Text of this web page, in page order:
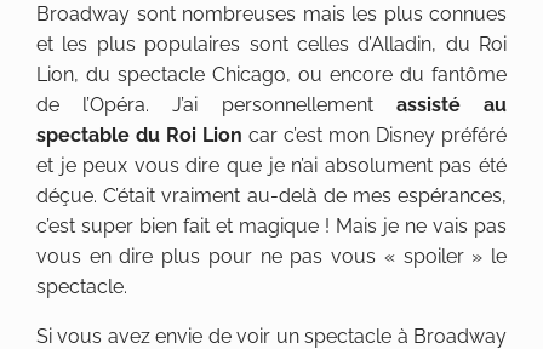
Broadway sont nombreuses mais les plus connues
et les plus populaires sont celles d’Alladin, du Roi
Lion, du spectacle Chicago, ou encore du fantôme
de l’Opéra. J’ai personnellementassisté au
spectable du Roi Lion car c’est mon Disney préféré
et je peux vous dire que je n’ai absolument pas été
déçue. C’était vraiment au-delà de mes espérances,
c’est super bien fait et magique ! Mais je ne vais pas
vous en dire plus pour ne pas vous « spoiler » le
spectacle.
Si vous avez envie de voir un spectacle à Broadway